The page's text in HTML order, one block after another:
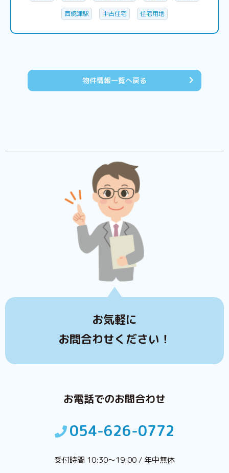
西焼津駅 中古住宅 住宅用地
物件情報一覧へ戻る
お気軽に
お問合わせください！
お電話でのお問合わせ
054-626-0772
受付時間 10:30〜19:00 / 年中無休